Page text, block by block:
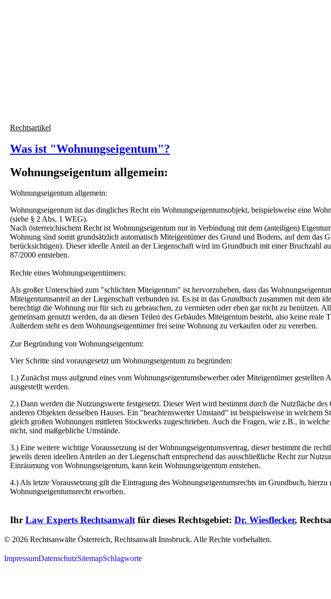
Rechtsartikel
Was ist "Wohnungseigentum"?
Wohnungseigentum allgemein:
Wohnungseigentum allgemein:
Wohnungseigentum ist das dingliches Recht ein Wohnungseigentumsobjekt, beispielsweise eine
(siehe § 2 Abs. 1 WEG).
Nach österreichischem Recht ist Wohnungseigentum nur in Verbindung mit dem (anteiligen)
Wohnung sind somit grundsätzlich automatisch Miteigentümer des Grund und Bodens, auf dem
berücksichtigen). Dieser ideelle Anteil an der Liegenschaft wird im Grundbuch mit einer Bruchzahl
87/2000 entstehen.
Rechte eines Wohnungseigentümers:
Als großer Unterschied zum "schlichten Miteigentum" ist hervorzuheben, dass das
Miteigentumsanteil an der Liegenschaft verbunden ist. Es ist in das Grundbuch zusammen mit dem
berechtigt die Wohnung nur für sich zu gebrauchen, zu vermieten oder eben gar nicht zu benützen.
gemeinsam genutzt werden, da an diesen Teilen des Gebäudes Miteigentum besteht, also keine reale
Außerdem steht es dem Wohnungseigentümer frei seine Wohnung zu verkaufen oder zu vererben.
Zur Begründung von Wohnungseigentum:
Vier Schritte sind vorausgesetzt um Wohnungseigentum zu begründen:
1.) Zunächst muss aufgrund eines vom Wohnungseigentumsbewerber oder Miteigentümer
ausgestellt werden.
2.) Dann werden die Nutzungswerte festgesetzt. Dieser Wert wird bestimmt durch die Nutzfläche
anderen Objekten desselben Hauses. Ein "beachtenswerter Umstand" ist beispielsweise in
gleich großen Wohnungen mittleren Stockwerks zugeschrieben. Auch die Fragen, wie z.B., in
nicht, sind maßgebliche Umstände.
3.) Eine weitere wichtige Voraussetzung ist der Wohnungseigentumsvertrag, dieser bestimmt die
jeweils deren ideellen Anteilen an der Liegenschaft entsprechend das ausschließliche Recht zur
Einräumung von Wohnungseigentum, kann kein Wohnungseigentum entstehen.
4.) Als letzte Voraussetzung gilt die Eintragung des Wohnungseigentumsrechts im Grundbuch,
Wohnungseigentumsrecht erworben.
Ihr Law Experts Rechtsanwalt für dieses Rechtsgebiet: Dr. Wiesflecker,
© 2026 Rechtsanwälte Österreich, Rechtsanwalt Innsbruck. Alle Rechte vorbehalten.
ImpressumDatenschutzSitemapSchlagworte